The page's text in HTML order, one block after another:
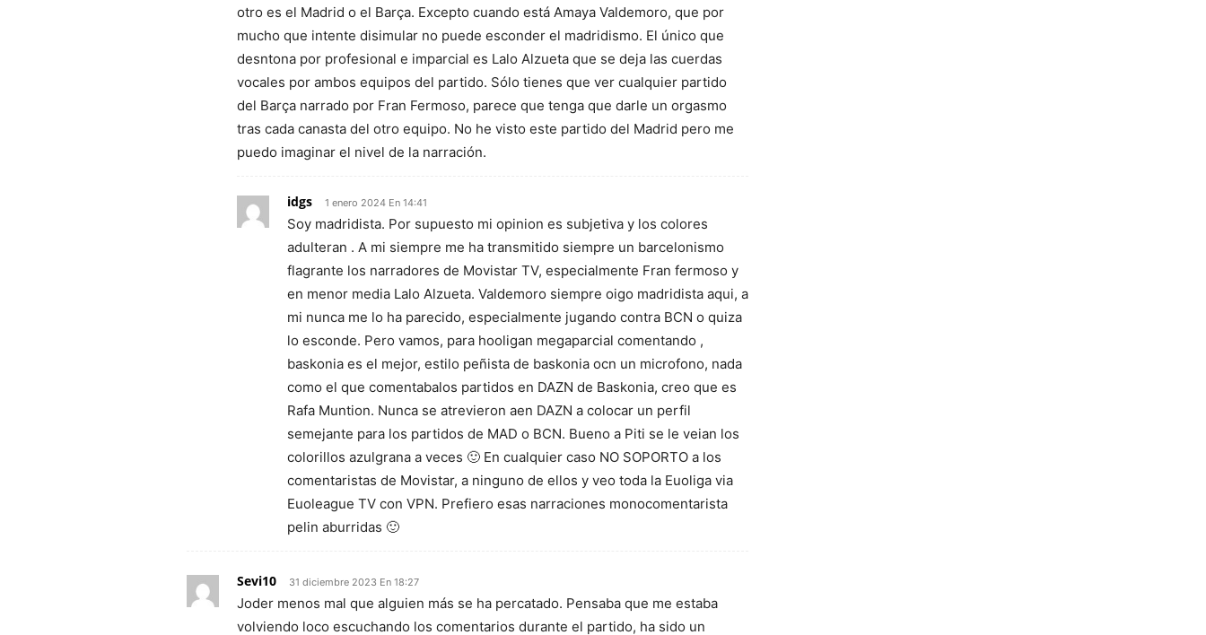
otro es el Madrid o el Barça. Excepto cuando está Amaya Valdemoro, que por
mucho que intente disimular no puede esconder el madridismo. El único que
desntona por profesional e imparcial es Lalo Alzueta que se deja las cuerdas
vocales por ambos equipos del partido. Sólo tienes que ver cualquier partido
del Barça narrado por Fran Fermoso, parece que tenga que darle un orgasmo
tras cada canasta del otro equipo. No he visto este partido del Madrid pero me
puedo imaginar el nivel de la narración.
idgs 1 enero 2024 En 14:41
Soy madridista. Por supuesto mi opinion es subjetiva y los colores
adulteran . A mi siempre me ha transmitido siempre un barcelonismo
flagrante los narradores de Movistar TV, especialmente Fran fermoso y
en menor media Lalo Alzueta. Valdemoro siempre oigo madridista aqui, a
mi nunca me lo ha parecido, especialmente jugando contra BCN o quiza
lo esconde. Pero vamos, para hooligan megaparcial comentando ,
baskonia es el mejor, estilo peñista de baskonia ocn un microfono, nada
como el que comentabalos partidos en DAZN de Baskonia, creo que es
Rafa Muntion. Nunca se atrevieron aen DAZN a colocar un perfil
semejante para los partidos de MAD o BCN. Bueno a Piti se le veian los
colorillos azulgrana a veces 🙂 En cualquier caso NO SOPORTO a los
comentaristas de Movistar, a ninguno de ellos y veo toda la Euoliga via
Euoleague TV con VPN. Prefiero esas narraciones monocomentarista
pelin aburridas 🙂
Sevi10 31 diciembre 2023 En 18:27
Joder menos mal que alguien más se ha percatado. Pensaba que me estaba
volviendo loco escuchando los comentarios durante el partido, ha sido un